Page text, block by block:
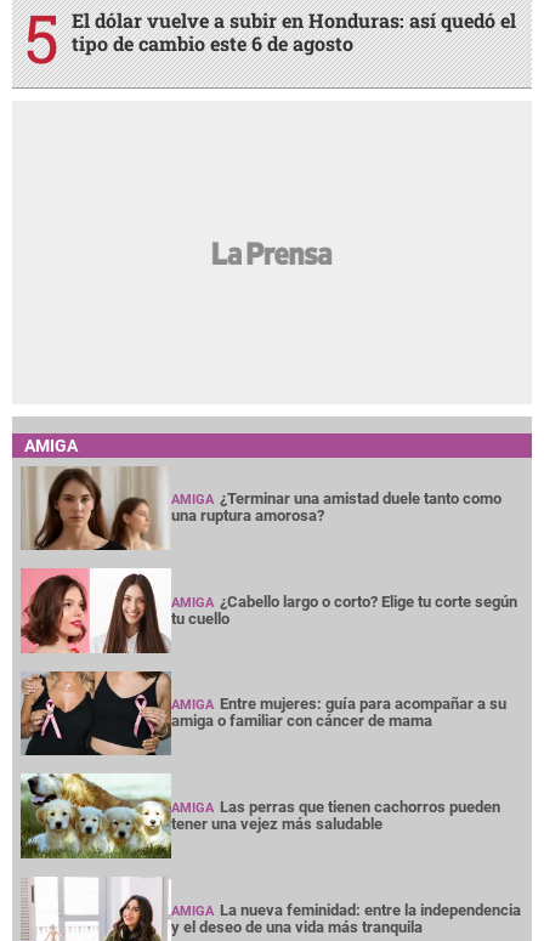
El dólar vuelve a subir en Honduras: así quedó el
tipo de cambio este 6 de agosto
AMIGA
AMIGA ¿Terminar una amistad duele tanto como
una ruptura amorosa?
AMIGA ¿Cabello largo o corto? Elige tu corte según
tu cuello
AMIGA Entre mujeres: guía para acompañar a su
amiga o familiar con cáncer de mama
AMIGA Las perras que tienen cachorros pueden
tener una vejez más saludable
AMIGA La nueva feminidad: entre la independencia
y el deseo de una vida más tranquila